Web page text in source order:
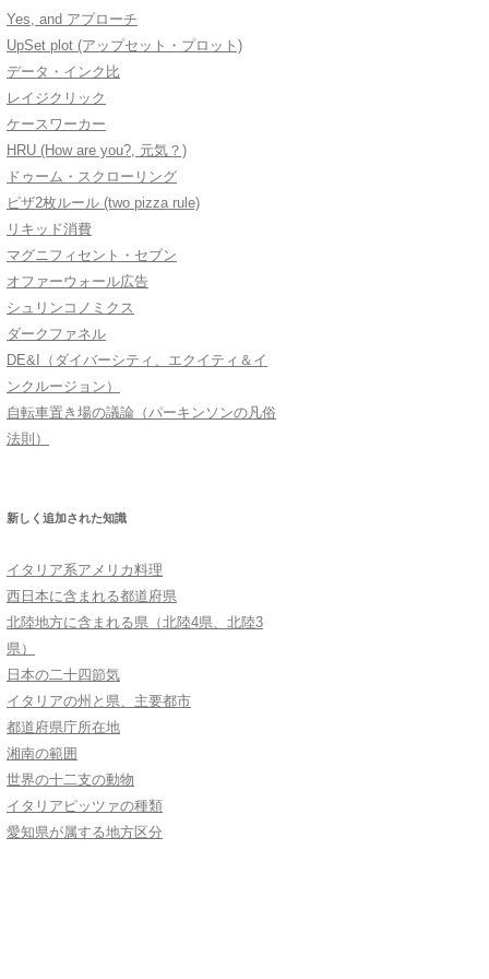
Yes, and アプローチ
UpSet plot (アップセット・プロット)
データ・インク比
レイジクリック
ケースワーカー
HRU (How are you?, 元気？)
ドゥーム・スクローリング
ピザ2枚ルール (two pizza rule)
リキッド消費
マグニフィセント・セブン
オファーウォール広告
シュリンコノミクス
ダークファネル
DE&I（ダイバーシティ、エクイティ＆イ
ンクルージョン）
自転車置き場の議論（パーキンソンの凡俗
法則）
新しく追加された知識
イタリア系アメリカ料理
西日本に含まれる都道府県
北陸地方に含まれる県（北陸4県、北陸3
県）
日本の二十四節気
イタリアの州と県、主要都市
都道府県庁所在地
湘南の範囲
世界の十二支の動物
イタリアピッツァの種類
愛知県が属する地方区分